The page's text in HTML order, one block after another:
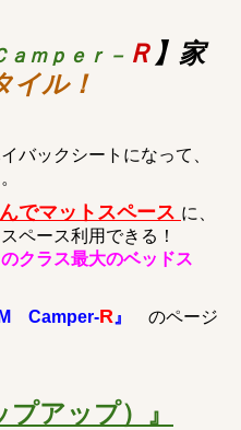
ａｍｐｅｒ － Ｒ 】 家
イル！
バックシートになって、
でマットスペース に、
ペース利用できる！
クラス最大のベッドス
Camper-R 』
のページ
プアップ）』